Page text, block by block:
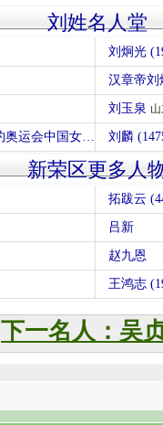
刘姓名人堂
刘炯光
汉章帝刘
刘玉泉
刘晓彤 2016年里约奥运会冠军,2016年里约奥运会中国女排运动员 吉林
刘麟
新荣区更多人
拓跋云
吕新
赵九恩
王鸿志
下一名人：吴